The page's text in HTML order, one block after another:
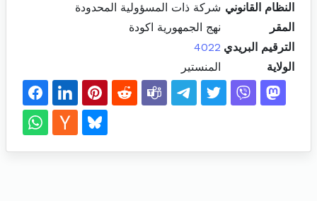
النظام القانوني شركة ذات المسؤولية المحدودة
المقر
نهج الجمهورية اكودة
الترقيم البريدي 4022
الولاية
المنستير